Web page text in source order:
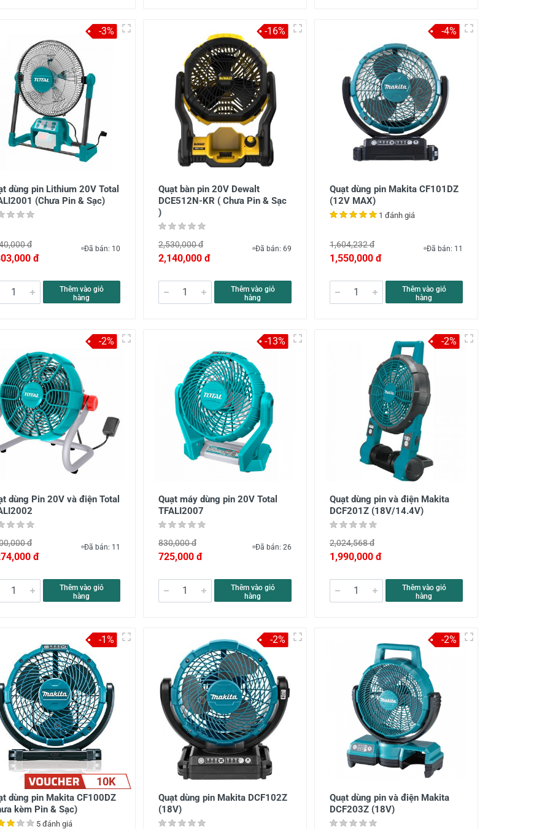
dùng pin Lithium 20V Total
(Chưa Pin & Sạc)
đ
đ
Đã bán: 10
Thêm vào giỏ
hàng
-3%
Quạt bàn pin 20V Dewalt
DCE512N-KR ( Chưa Pin & Sạc
)
2,530,000 đ
2,140,000 đ
Đã bán: 69
Thêm vào giỏ
hàng
-16%
Quạt dùng pin Makita CF101DZ
(12V MAX)
1 đánh giá
1,604,232 đ
1,550,000 đ
Đã bán: 11
Thêm vào giỏ
hàng
-4%
dùng Pin 20V và điện Total
đ
đ
Đã bán: 11
Thêm vào giỏ
hàng
-2%
Quạt máy dùng pin 20V Total
TFALI2007
830,000 đ
725,000 đ
Đã bán: 26
Thêm vào giỏ
hàng
-13%
Quạt dùng pin và điện Makita
DCF201Z (18V/14.4V)
2,024,568 đ
1,990,000 đ
Thêm vào giỏ
hàng
-2%
10K
dùng pin Makita CF100DZ
kèm Pin & Sạc)
5 đánh giá
-1%
Quạt dùng pin Makita DCF102Z
(18V)
-2%
Quạt dùng pin và điện Makita
DCF203Z (18V)
-2%